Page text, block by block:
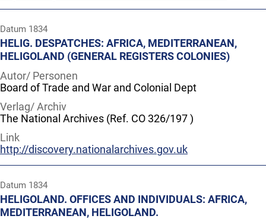
Datum 1834
HELIG. DESPATCHES: AFRICA, MEDITERRANEAN,
HELIGOLAND (GENERAL REGISTERS COLONIES)
Autor/ Personen
Board of Trade and War and Colonial Dept
Verlag/ Archiv
The National Archives (Ref. CO 326/197 )
Link
http://discovery.nationalarchives.gov.uk
Datum 1834
HELIGOLAND. OFFICES AND INDIVIDUALS: AFRICA,
MEDITERRANEAN, HELIGOLAND.